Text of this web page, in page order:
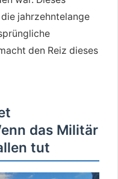
jahrzehntelange
den Reiz dieses
das Militär
tut